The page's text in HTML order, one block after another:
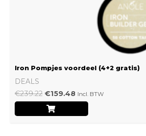
Iron Pompjes voordeel (4+2 gratis)
DEALS
€239.22 €159.48 Incl. BTW